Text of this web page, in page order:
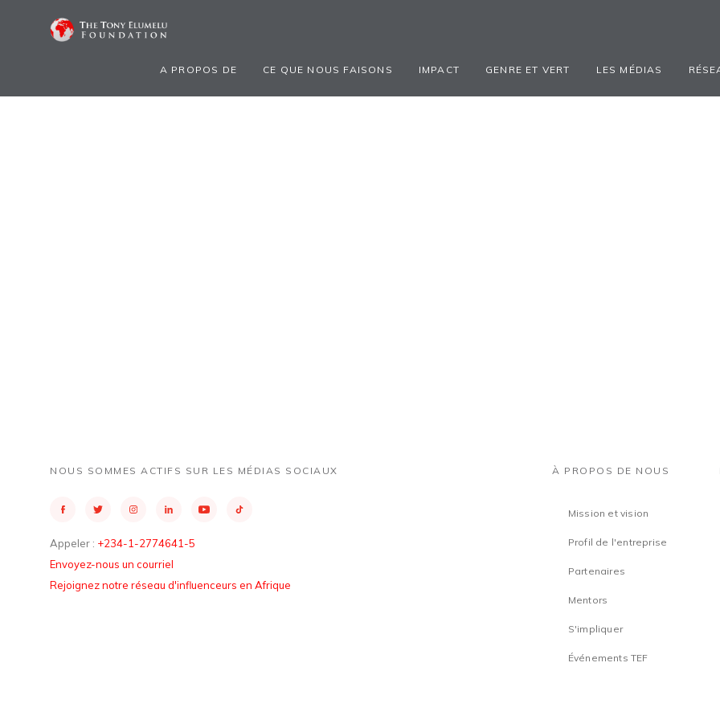
A PROPOS DE CE QUE NOUS FAISONS IMPACT GENRE ET VERT LES MÉDIAS
NOUS SOMMES ACTIFS SUR LES MÉDIAS SOCIAUX
Appeler : +234-1-2774641-5
Envoyez-nous un courriel
Rejoignez notre réseau d'influenceurs en Afrique
À PROPOS DE NOUS
Mission et vision
Profil de l'entreprise
Partenaires
Mentors
S'impliquer
Événements TEF